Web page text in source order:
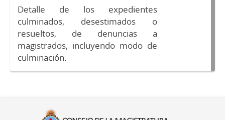
Detalle de los expedientes
culminados, desestimados o
resueltos, de denuncias a
magistrados, incluyendo modo de
culminación.